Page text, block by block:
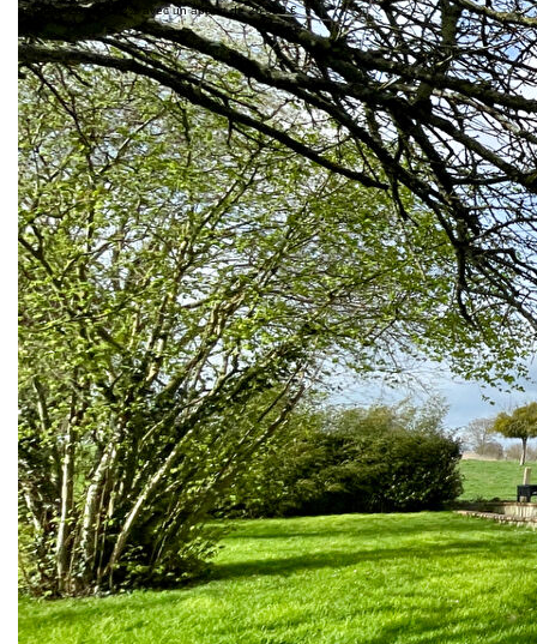
pendant 20 ans à 2% avec un apport de 26 950 €
Description
Réf : 0622
A VENDRE - EXCLUSIVITÉ AF Immobilier, vous présente
cette charmante maison offrant un cadre de vie agréable
avec 4 chambres, dont une au rez-de-chaussée avec
cabine de douche indépendante, idéale pour une famille ou
pour une vie de plain-pied.
La maison dispose d'une cuisine aménagée et équipée,
ainsi que d'un salon exposé sud-est agrémenté d'un poêle
à granulés récent, apportant confort et chaleur.
À l'étage, une mezzanine dessert trois très grandes
chambres ainsi qu'une salle de bain.
Le chauffage est assuré par une pompe à chaleur AIR/EAU
- Les fenêtres en PVC double vitrage et les volets roulants
en PVC garantissent confort et tranquillité.
La maison dispose également d'un sous-sol complet offrant